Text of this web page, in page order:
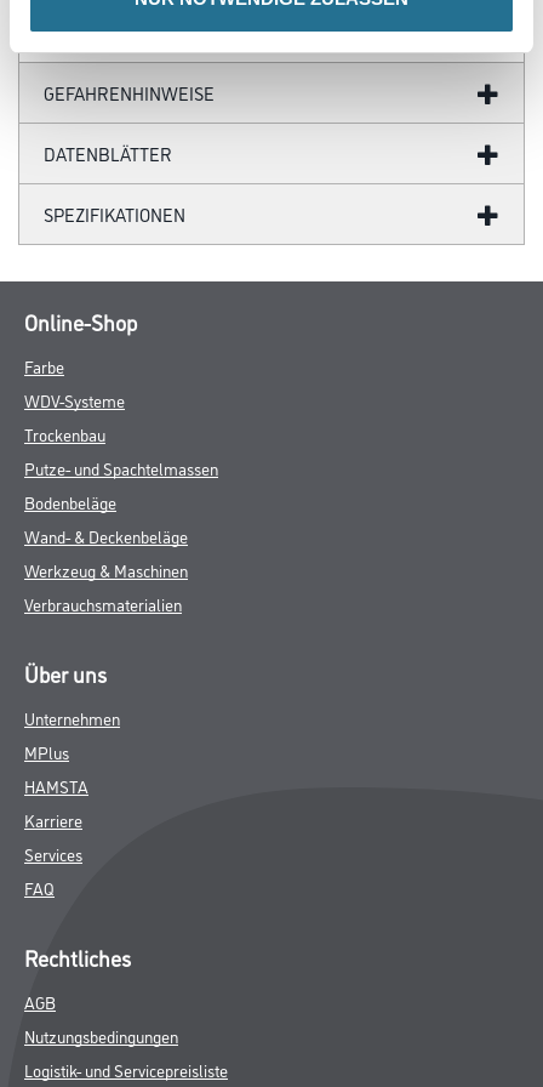
GEFAHRENHINWEISE
DATENBLÄTTER
SPEZIFIKATIONEN
Online-Shop
Farbe
WDV-Systeme
Trockenbau
Putze- und Spachtelmassen
Bodenbeläge
Wand- & Deckenbeläge
Werkzeug & Maschinen
Verbrauchsmaterialien
Über uns
Unternehmen
MPlus
HAMSTA
Karriere
Services
FAQ
Rechtliches
AGB
Nutzungsbedingungen
Logistik- und Servicepreisliste